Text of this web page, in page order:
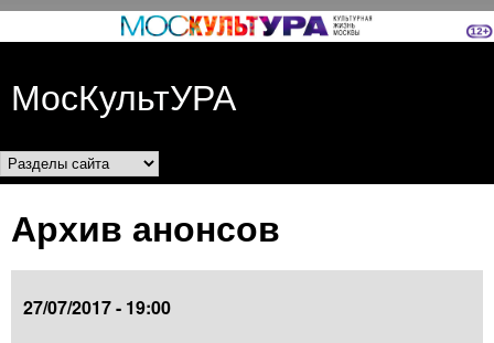
Перейти к основному
МосКультУРА
Разделы сайта
Архив анонсов
27/07/2017 - 19:00